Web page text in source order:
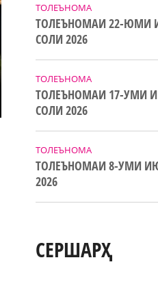
ТОЛЕЪНОМА
ТОЛЕЪНОМАИ 22-ЮМИ
СОЛИ 2026
ТОЛЕЪНОМА
ТОЛЕЪНОМАИ 17-УМИ
СОЛИ 2026
ТОЛЕЪНОМА
ТОЛЕЪНОМАИ 8-УМИ
2026
СЕРШАРҲ